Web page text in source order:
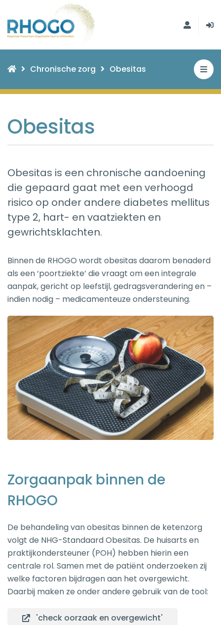
Chronische zorg Obesitas
Obesitas
Obesitas is een chronische aandoening
die gepaard gaat met een verhoogd
risico op onder andere diabetes mellitus
type 2, hart- en vaatziekten en
gewrichtsklachten.
Binnen de RHOGO wordt obesitas daarom benaderd
als een ‘poortziekte’ die vraagt om een integrale
aanpak, gericht op leefstijl, gedragsverandering en –
indien nodig – medicamenteuze ondersteuning.
Zorgaanpak binnen de
RHOGO
De behandeling van obesitas binnen de ketenzorg
volgt de NHG-Standaard Obesitas. De huisarts en
praktijkondersteuner (POH) hebben hierin een
centrale rol. Samen met de patiënt onderzoeken zij
welke factoren bijdragen aan het overgewicht.
Daarbij maken ze onder andere gebruik van de tool:
'check oorzaak en overgewicht'